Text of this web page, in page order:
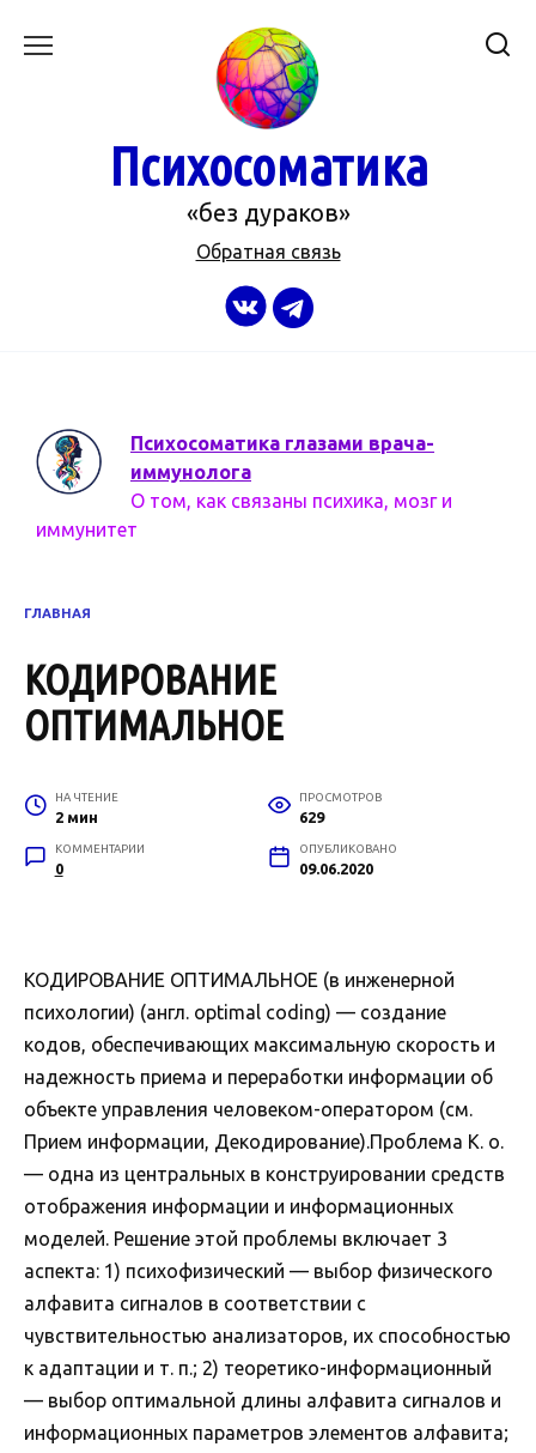
Психосоматика
«без дураков»
Обратная связь
Психосоматика глазами врача-
иммунолога
О том, как связаны психика, мозг и
иммунитет
ГЛАВНАЯ
КОДИРОВАНИЕ
ОПТИМАЛЬНОЕ
НА ЧТЕНИЕ
2 мин
ПРОСМОТРОВ
629
КОММЕНТАРИИ
0
ОПУБЛИКОВАНО
09.06.2020
КОДИРОВАНИЕ ОПТИМАЛЬНОЕ (в инженерной
психологии) (англ. optimal coding) — создание
кодов, обеспечивающих максимальную скорость и
надежность приема и переработки информации об
объекте управления человеком-оператором (см.
Прием информации, Декодирование).Проблема К. о.
— одна из центральных в конструировании средств
отображения информации и информационных
моделей. Решение этой проблемы включает 3
аспекта: 1) психофизический — выбор физического
алфавита сигналов в соответствии с
чувствительностью анализаторов, их способностью
к адаптации и т. п.; 2) теоретико-информационный
— выбор оптимальной длины алфавита сигналов и
информационных параметров элементов алфавита;